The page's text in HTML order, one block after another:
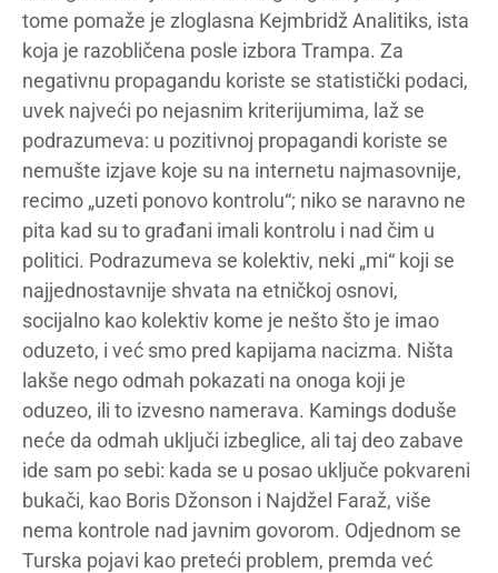
tome pomaže je zloglasna Kejmbridž Analitiks, ista
koja je razobličena posle izbora Trampa. Za
negativnu propagandu koriste se statistički podaci,
uvek najveći po nejasnim kriterijumima, laž se
podrazumeva: u pozitivnoj propagandi koriste se
nemušte izjave koje su na internetu najmasovnije,
recimo „uzeti ponovo kontrolu“; niko se naravno ne
pita kad su to građani imali kontrolu i nad čim u
politici. Podrazumeva se kolektiv, neki „mi“ koji se
najjednostavnije shvata na etničkoj osnovi,
socijalno kao kolektiv kome je nešto što je imao
oduzeto, i već smo pred kapijama nacizma. Ništa
lakše nego odmah pokazati na onoga koji je
oduzeo, ili to izvesno namerava. Kamings doduše
neće da odmah uključi izbeglice, ali taj deo zabave
ide sam po sebi: kada se u posao uključe pokvareni
bukači, kao Boris Džonson i Najdžel Faraž, više
nema kontrole nad javnim govorom. Odjednom se
Turska pojavi kao preteći problem, premda već